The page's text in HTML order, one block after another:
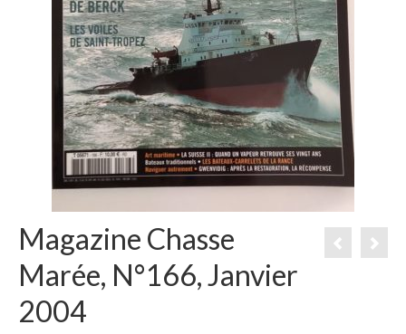
Magazine Chasse
Marée, N°166, Janvier
2004